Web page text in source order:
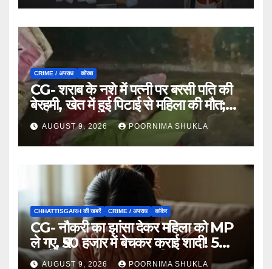
CRIME / अपराध कोरबा
CG- शराब के नशे में पत्नी पर बरसी पति की
बेरहमी, खेत में हुई पिटाई से महिला की मौत;
आरोपी फरार…
AUGUST 9, 2026 POORNIMA SHUKLA
CHHATTISGARH की खबरें CRIME / अपराध कांकेर
CG- नौकरी का झांसा देकर महिला को MP
ले गए, ₹50 हजार में बेचकर कराई शादी! 5
महीने बाद खुला पूरा राज, 3 गिरफ्तार…
AUGUST 9, 2026 POORNIMA SHUKLA